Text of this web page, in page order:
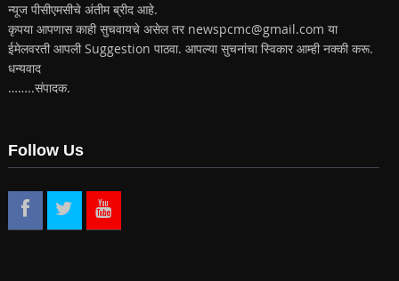
न्यूज पीसीएमसीचे अंतीम ब्रीद आहे.
कृपया आपणास काही सुचवायचे असेल तर newspcmc@gmail.com या
ईमेलवरती आपली Suggestion पाठवा. आपल्या सुचनांचा स्विकार आम्ही नक्की करू.
धन्यवाद
……..संपादक.
Follow Us